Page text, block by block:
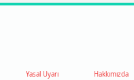
Yasal Uyarı Hakkımızda